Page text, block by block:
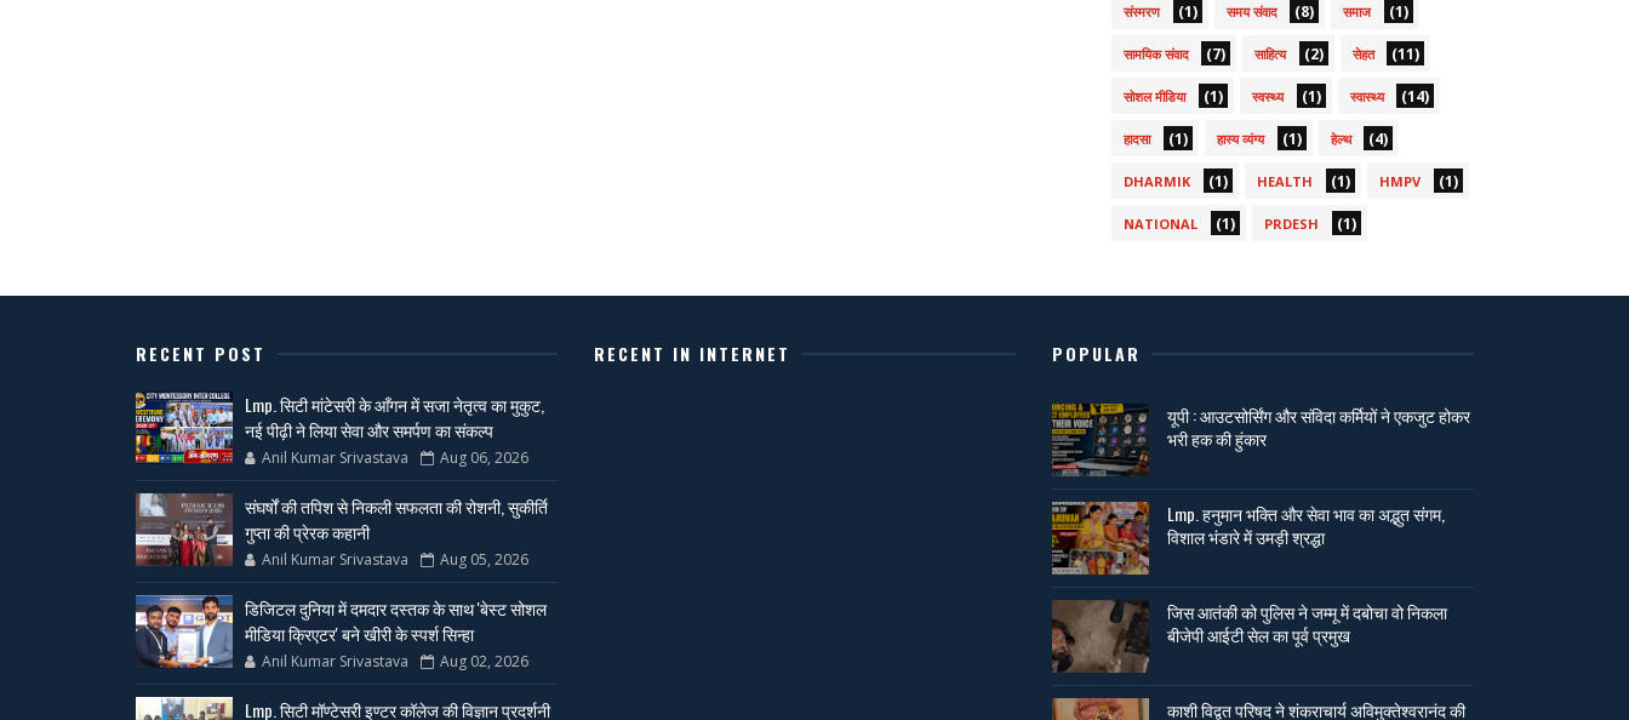
संस्मरण (1) समय संवाद (8) समाज (1)
सामयिक संवाद (7) साहित्य (2) सेहत (11)
सोशल मीडिया (1) स्वस्थ्य (1) स्वास्थ्य (14)
हादसा (1) हास्य व्यंग्य (1) हेल्थ (4)
DHARMIK (1) HEALTH (1) HMPV (1)
NATIONAL (1) PRDESH (1)
RECENT POST
Lmp. सिटी मांटेसरी के आँगन में सजा नेतृत्व का मुकुट,
नई पीढ़ी ने लिया सेवा और समर्पण का संकल्प
Anil Kumar Srivastava Aug 06, 2026
संघर्षों की तपिश से निकली सफलता की रोशनी, सुकीर्ति
गुप्ता की प्रेरक कहानी
Anil Kumar Srivastava Aug 05, 2026
डिजिटल दुनिया में दमदार दस्तक के साथ 'बेस्ट सोशल
मीडिया क्रिएटर' बने खीरी के स्पर्श सिन्हा
Anil Kumar Srivastava Aug 02, 2026
Lmp. सिटी मॉण्टेसरी इण्टर कॉलेज की विज्ञान प्रदर्शनी
RECENT IN INTERNET POPULAR
यूपी : आउटसोर्सिंग और संविदा कर्मियों ने एकजुट होकर
भरी हक की हुंकार
Lmp. हनुमान भक्ति और सेवा भाव का अद्भुत संगम,
विशाल भंडारे में उमड़ी श्रद्धा
जिस आतंकी को पुलिस ने जम्मू में दबोचा वो निकला
बीजेपी आईटी सेल का पूर्व प्रमुख
काशी विद्वत परिषद ने शंकराचार्य अविमुक्तेश्वरानंद की